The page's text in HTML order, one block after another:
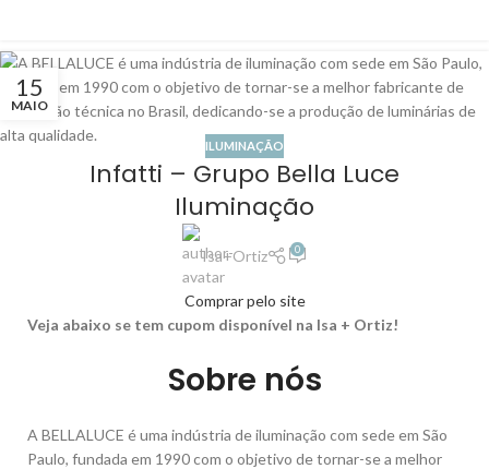
15
MAIO
ILUMINAÇÃO
Infatti – Grupo Bella Luce
Iluminação
Isa+Ortiz 0
Comprar pelo site
Veja abaixo se tem cupom disponível na Isa + Ortiz!
Sobre nós
A BELLALUCE é uma indústria de iluminação com sede em São
Paulo, fundada em 1990 com o objetivo de tornar-se a melhor